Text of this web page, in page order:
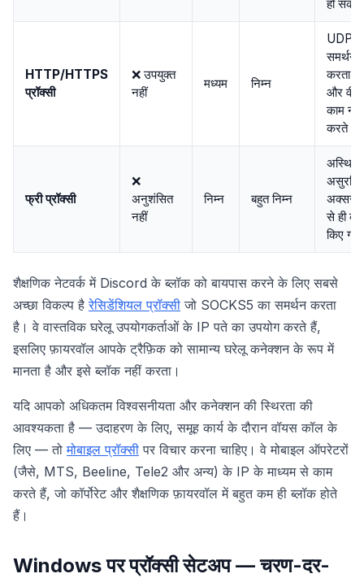
हो सकते
HTTP/HTTPS
प्रॉक्सी
❌ उपयुक्त
नहीं
मध्यम निम्न
UDP
समर्थन
करता,
और
काम नहीं
करते
फ्री प्रॉक्सी
❌
अनुशंसित
नहीं
निम्न बहुत निम्न
अस्थिर,
अक्सर
से ही
किए गए
शैक्षणिक नेटवर्क में Discord के ब्लॉक को बायपास करने के लिए सबसे
अच्छा विकल्प हैरेसिडेंशियल प्रॉक्सी जो SOCKS5 का समर्थन करता
है। वे वास्तविक घरेलू उपयोगकर्ताओं के IP पते का उपयोग करते हैं,
इसलिए फ़ायरवॉल आपके ट्रैफ़िक को सामान्य घरेलू कनेक्शन के रूप में
मानता है और इसे ब्लॉक नहीं करता।
यदि आपको अधिकतम विश्वसनीयता और कनेक्शन की स्थिरता की
आवश्यकता है — उदाहरण के लिए, समूह कार्य के दौरान वॉयस कॉल के
लिए — तोमोबाइल प्रॉक्सी पर विचार करना चाहिए। वे मोबाइल ऑपरेटरों
(जैसे, MTS, Beeline, Tele2 और अन्य) के IP के माध्यम से काम
करते हैं, जो कॉर्पोरेट और शैक्षणिक फ़ायरवॉल में बहुत कम ही ब्लॉक होते
हैं।
Windows पर प्रॉक्सी सेटअप — चरण-दर-